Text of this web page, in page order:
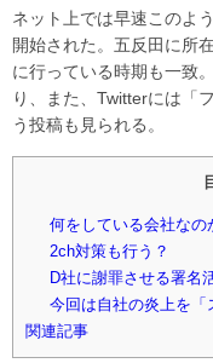
ネット上では早速このよ
開始された。五反田に所
に行っている時期も一致
り、また、Twitterには「
う投稿も見られる。
何をしている会社なの
2ch対策も行う？
D社に謝罪させる署名
今回は自社の炎上を
関連記事